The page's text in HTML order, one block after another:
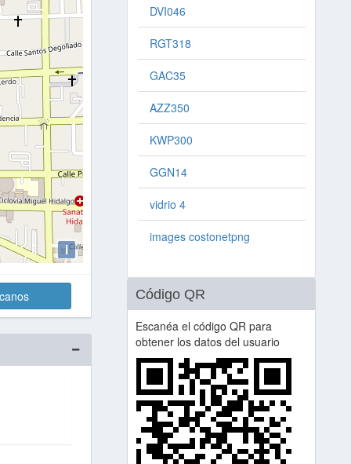
i
DVI046
RGT318
GAC35
AZZ350
KWP300
GGN14
vidrio 4
images costonetpng
Código QR
Escanéa el código QR para
obtener los datos del usuario